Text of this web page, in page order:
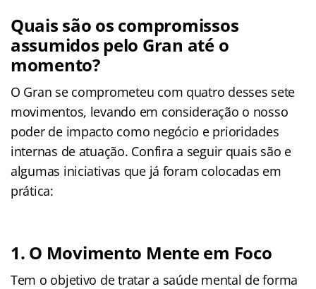
Quais são os compromissos
assumidos pelo Gran até o
momento?
O Gran se comprometeu com quatro desses sete
movimentos, levando em consideração o nosso
poder de impacto como negócio e prioridades
internas de atuação. Confira a seguir quais são e
algumas iniciativas que já foram colocadas em
prática:
1. O Movimento Mente em Foco
Tem o objetivo de tratar a saúde mental de forma